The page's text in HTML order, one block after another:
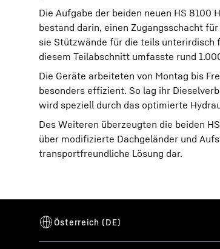
Die Aufgabe der beiden neuen HS 8100
bestand darin, einen Zugangsschacht
sie Stützwände für die teils unterirdisch
diesem Teilabschnitt umfasste rund
Die Geräte arbeiteten von Montag bis
besonders effizient. So lag ihr
wird speziell durch das optimierte
Des Weiteren überzeugten die beiden
über modifizierte Dachgeländer und
transportfreundliche Lösung dar.